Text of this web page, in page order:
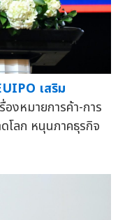
เสริม
งหมายการค้า-การ
ลก หนุนภาคธุรกิจ